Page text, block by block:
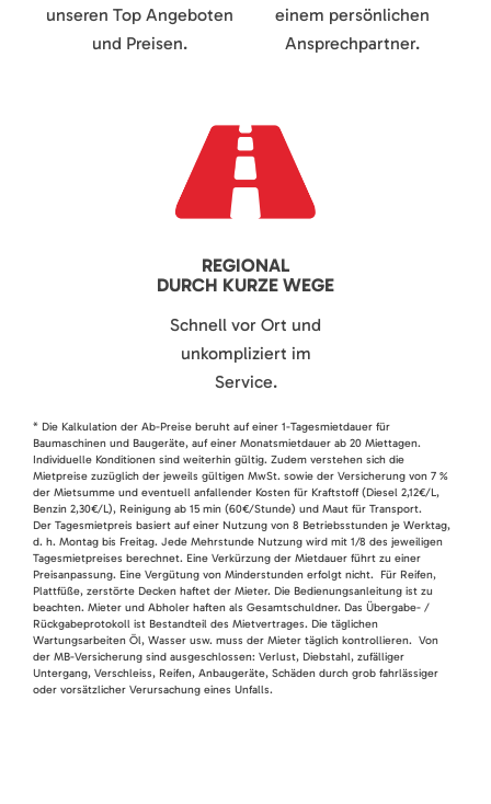
unseren Top Angeboten
und Preisen.
einem persönlichen
Ansprechpartner.
REGIONAL
DURCH KURZE WEGE
Schnell vor Ort und
unkompliziert im
Service.
* Die Kalkulation der Ab-Preise beruht auf einer 1-Tagesmietdauer für
Baumaschinen und Baugeräte, auf einer Monatsmietdauer ab 20 Miettagen.
Individuelle Konditionen sind weiterhin gültig. Zudem verstehen sich die
Mietpreise zuzüglich der jeweils gültigen MwSt. sowie der Versicherung von 7 %
der Mietsumme und eventuell anfallender Kosten für Kraftstoff (Diesel 2,12€/L,
Benzin 2,30€/L), Reinigung ab 15 min (60€/Stunde) und Maut für Transport.
Der Tagesmietpreis basiert auf einer Nutzung von 8 Betriebsstunden je Werktag,
d. h. Montag bis Freitag. Jede Mehrstunde Nutzung wird mit 1/8 des jeweiligen
Tagesmietpreises berechnet. Eine Verkürzung der Mietdauer führt zu einer
Preisanpassung. Eine Vergütung von Minderstunden erfolgt nicht. Für Reifen,
Plattfüße, zerstörte Decken haftet der Mieter. Die Bedienungsanleitung ist zu
beachten. Mieter und Abholer haften als Gesamtschuldner. Das Übergabe- /
Rückgabeprotokoll ist Bestandteil des Mietvertrages. Die täglichen
Wartungsarbeiten Öl, Wasser usw. muss der Mieter täglich kontrollieren. Von
der MB-Versicherung sind ausgeschlossen: Verlust, Diebstahl, zufälliger
Untergang, Verschleiss, Reifen, Anbaugeräte, Schäden durch grob fahrlässiger
oder vorsätzlicher Verursachung eines Unfalls.